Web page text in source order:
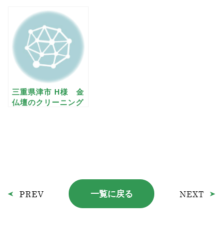
三重県津市 H様 金
仏壇のクリーニング
一覧に戻る